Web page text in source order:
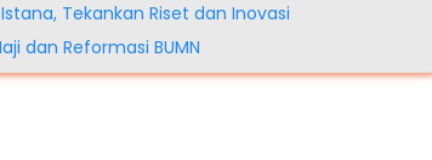
Tekankan Riset dan Inovasi
dan Reformasi BUMN